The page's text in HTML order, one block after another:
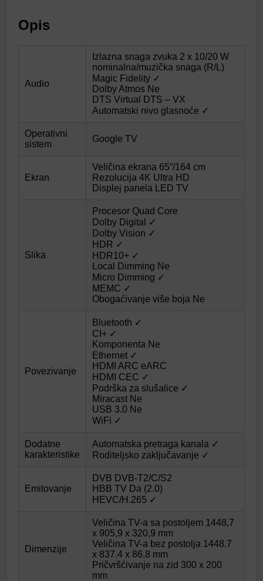
Opis
Audio
Izlazna snaga zvuka 2 x 10/20 W
nominalna/muzička snaga (R/L)
Magic Fidelity ✓
Dolby Atmos Ne
DTS Virtual DTS – VX
Automatski nivo glasnoće ✓
Operativni
sistem
Google TV
Ekran
Veličina ekrana 65”/164 cm
Rezolucija 4K Ultra HD
Displej panela LED TV
Slika
Procesor Quad Core
Dolby Digital ✓
Dolby Vision ✓
HDR ✓
HDR10+ ✓
Local Dimming Ne
Micro Dimming ✓
MEMC ✓
Obogaćivanje više boja Ne
Povezivanje
Bluetooth ✓
CI+ ✓
Komponenta Ne
Ethernet ✓
HDMI ARC eARC
HDMI CEC ✓
Podrška za slušalice ✓
Miracast Ne
USB 3.0 Ne
WiFi ✓
Dodatne
karakteristike
Automatska pretraga kanala ✓
Roditeljsko zaključavanje ✓
Emitovanje
DVB DVB-T2/C/S2
HBB TV Da (2.0)
HEVC/H.265 ✓
Dimenzije
Veličina TV-a sa postoljem 1448,7
x 905,9 x 320,9 mm
Veličina TV-a bez postolja 1448.7
x 837.4 x 86.8 mm
Pričvršćivanje na zid 300 x 200
mm